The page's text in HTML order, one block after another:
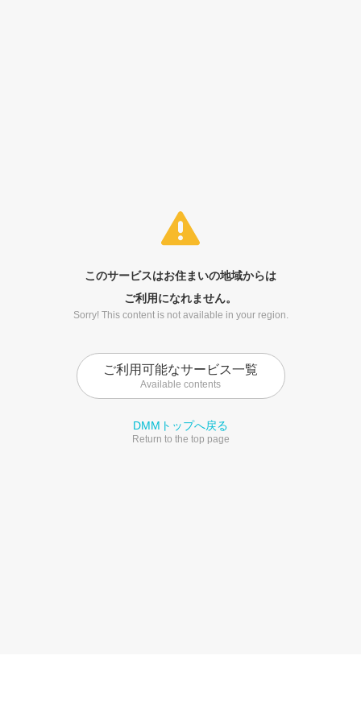
このサービスはお住まいの地域からは
ご利用になれません。
Sorry! This content is not available in your region.
ご利用可能なサービス一覧
Available contents
DMMトップへ戻る
Return to the top page